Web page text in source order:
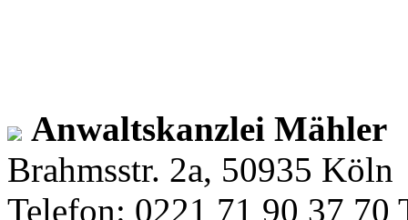
Anwaltskanzlei Mähler
Brahmsstr. 2a, 50935 Köln
Telefon: 0221 71 90 37 70